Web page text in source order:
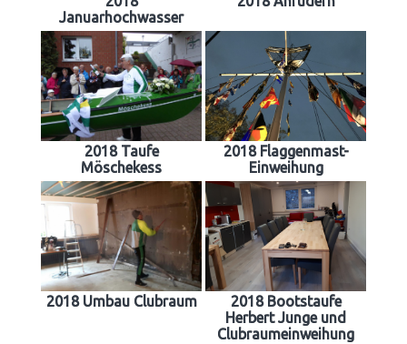
Januarhochwasser
2018 Taufe
Möschekess
2018 Flaggenmast-
Einweihung
2018 Umbau Clubraum
2018 Bootstaufe
Herbert Junge und
Clubraumeinweihung